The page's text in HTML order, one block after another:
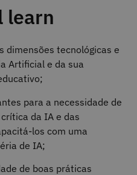
learn
dimensões tecnológicas e
Artificial e da sua
para a necessidade de
da IA e das
los com uma
de IA;
de boas práticas